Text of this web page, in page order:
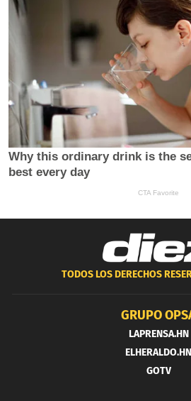
TODOS LOS DERECHOS
GRUPO
LAPRENSA.HN
ELHERALDO.HN
GOTV